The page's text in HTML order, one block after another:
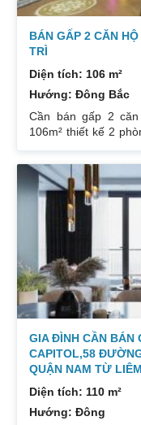
BÁN GẤP 2 CĂN
TRÌ
Diện tích: 106 m²
Hướng: Đông Bắc
Cần bán gấp 2
106m² thiết kế 2
189m² thiết kế 3
Giá bán 7,4 tỷ. Cả
thất. Xem nhà liên
GIA ĐÌNH CẦN BÁN
CAPITOL,58
QUẬN NAM TỪ
Diện tích: 110 m²
Hướng: Đông